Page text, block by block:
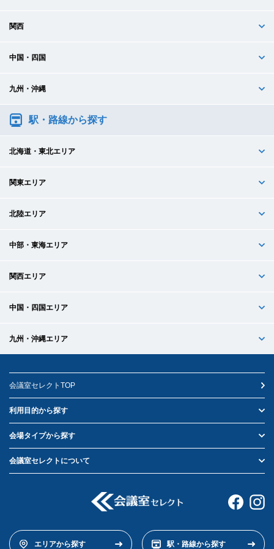
関西
中国・四国
九州・沖縄
駅・路線から探す
北海道・東北エリア
関東エリア
北陸エリア
中部・東海エリア
関西エリア
中国・四国エリア
九州・沖縄エリア
会議室セレクトTOP
利用目的から探す
会場タイプから探す
会議室セレクトについて
エリアから探す 駅・路線から探す